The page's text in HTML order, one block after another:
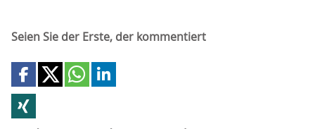
Seien Sie der Erste, der kommentiert